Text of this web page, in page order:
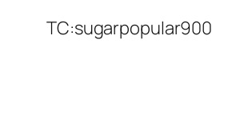
TC:sugarpopular900